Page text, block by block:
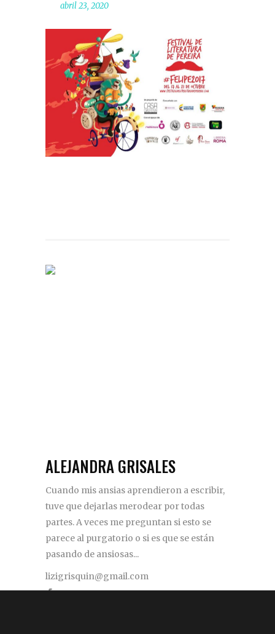
abril 23, 2020
ALEJANDRA GRISALES
Cuando mis ansias aprendieron a escribir,
tuve que dejarlas merodear por todas
partes. A veces me preguntan si esto se
parece al purgatorio o si es que se están
pasando de ansiosas...
lizigrisquin@gmail.com